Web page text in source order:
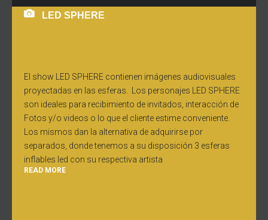
LED SPHERE
El show LED SPHERE contienen imágenes audiovisuales
proyectadas en las esferas. Los personajes LED SPHERE
son ideales para recibimiento de invitados, interacción de
Fotos y/o videos o lo que el cliente estime conveniente.
Los mismos dan la alternativa de adquirirse por
separados, donde tenemos a su disposición 3 esferas
inflables led con su respectiva artista
READ MORE